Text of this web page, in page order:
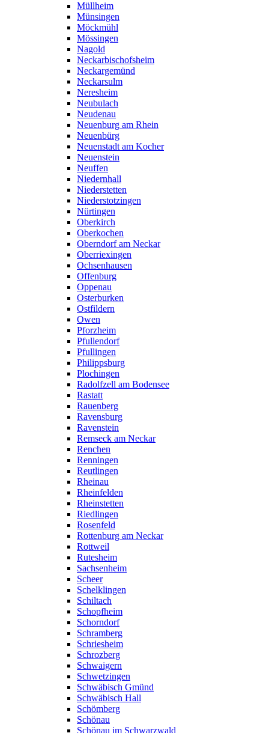
Müllheim
Münsingen
Möckmühl
Mössingen
Nagold
Neckarbischofsheim
Neckargemünd
Neckarsulm
Neresheim
Neubulach
Neudenau
Neuenburg am Rhein
Neuenbürg
Neuenstadt am Kocher
Neuenstein
Neuffen
Niedernhall
Niederstetten
Niederstotzingen
Nürtingen
Oberkirch
Oberkochen
Oberndorf am Neckar
Oberriexingen
Ochsenhausen
Offenburg
Oppenau
Osterburken
Ostfildern
Owen
Pforzheim
Pfullendorf
Pfullingen
Philippsburg
Plochingen
Radolfzell am Bodensee
Rastatt
Rauenberg
Ravensburg
Ravenstein
Remseck am Neckar
Renchen
Renningen
Reutlingen
Rheinau
Rheinfelden
Rheinstetten
Riedlingen
Rosenfeld
Rottenburg am Neckar
Rottweil
Rutesheim
Sachsenheim
Scheer
Schelklingen
Schiltach
Schopfheim
Schorndorf
Schramberg
Schriesheim
Schrozberg
Schwaigern
Schwetzingen
Schwäbisch Gmünd
Schwäbisch Hall
Schömberg
Schönau
Schönau im Schwarzwald